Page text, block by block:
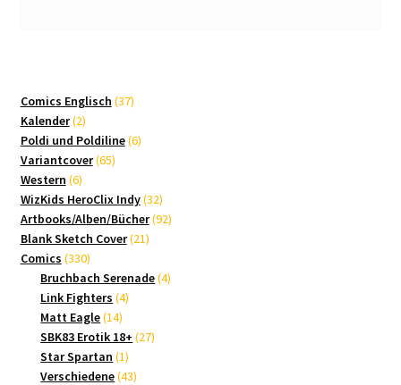
Comics Englisch 3737
Kalender 22
Produkte
Poldi und Poldiline 66
Variantcover 6565
Western 66
Produkte
WizKids HeroClix Indy 3232
Produkte
Artbooks/Alben/Bücher 9292
Blank Sketch Cover 2121
Comics 330330
Produkte
Bruchbach Serenade 44
Link Fighters 44
Matt Eagle 1414
Produkte
SBK83 Erotik 18+ 2727
Star Spartan 11
Produkt
Verschiedene 4343